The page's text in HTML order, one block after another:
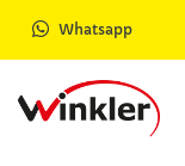
Whatsapp